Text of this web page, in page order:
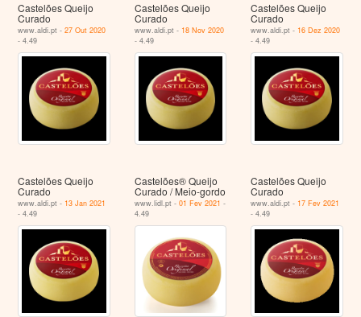
Castelões Queijo
Curado
www.aldi.pt -27 Out 2020
- 4.49
Castelões Queijo
Curado
www.aldi.pt - 18 Nov 2020
- 4.49
Castelões Queijo
Curado
www.aldi.pt - 16 Dez 2020
- 4.49
Castelões Queijo
Curado
www.aldi.pt - 13 Jan 2021
- 4.49
Castelões® Queijo
Curado / Meio-gordo
www.lidl.pt - 01 Fev 2021 -
4.49
Castelões Queijo
Curado
www.aldi.pt - 17 Fev 2021
- 4.49